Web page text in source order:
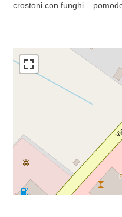
crostoni con funghi –